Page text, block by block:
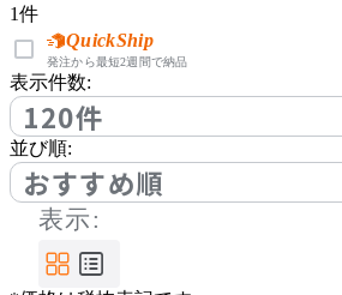
String Furniture
ストリング ファニチャー
TAC
タック
1件
QuickShip
発注から最短2週間で納品
表示件数:
120件
並び順:
おすすめ順
表示: